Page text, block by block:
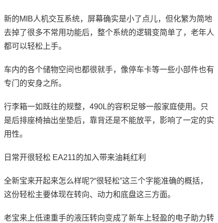
新的MIB人机交互系统，屏幕确实是小了点儿，但化繁为简地
去掉了很多不常用功能后，整个系统的逻辑变简单了，老年人
都可以轻松上手。
车内的各个储物空间也都很就手，像停车卡等一些小部件也有
专门的安身之所。
行李箱一如既往的规整，490L的容积足够一般家庭使用。只
是后排座椅抽出坐垫后，靠背还是不能放平，影响了一定的实
用性。
日常开很轻松 EA211的加入带来油耗红利
全新宝来开起来怎么样呢?“很轻松”这三个字能准确的概括，
这份轻松主要体现在转向、动力和底盘这三方面。
老宝来上低速重手的液压转向变成了新车上轻盈的电子助力转